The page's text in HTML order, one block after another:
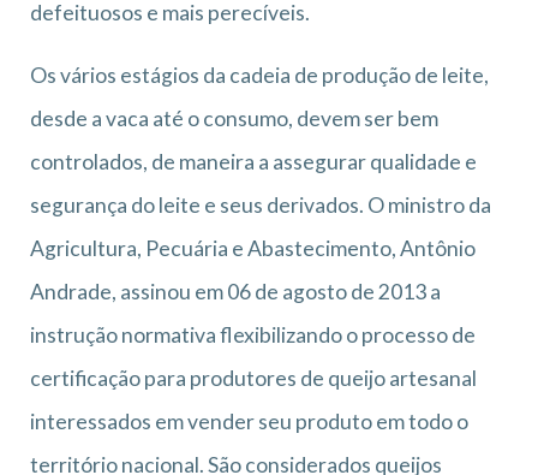
defeituosos e mais perecíveis.
Os vários estágios da cadeia de produção de leite,
desde a vaca até o consumo, devem ser bem
controlados, de maneira a assegurar qualidade e
segurança do leite e seus derivados. O ministro da
Agricultura, Pecuária e Abastecimento, Antônio
Andrade, assinou em 06 de agosto de 2013 a
instrução normativa flexibilizando o processo de
certificação para produtores de queijo artesanal
interessados em vender seu produto em todo o
território nacional. São considerados queijos